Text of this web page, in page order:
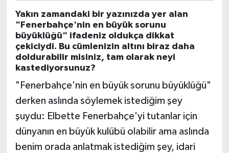
Yakın zamandaki bir yazınızda yer alan
"Fenerbahçe'nin en büyük sorunu
büyüklüğü" ifadeniz oldukça dikkat
çekiciydi. Bu cümlenizin altını biraz daha
doldurabilir misiniz, tam olarak neyi
kastediyorsunuz?
"Fenerbahçe'nin en büyük sorunu büyüklüğü"
derken aslında söylemek istediğim şey
şuydu: Elbette Fenerbahçe'yi tutanlar için
dünyanın en büyük kulübü olabilir ama aslında
benim orada anlatmak istediğim şey, idari
Diğer Basketbol Ligleri
Formula 1
Atletizm
Hentbol
At Yarışı
Bisiklet